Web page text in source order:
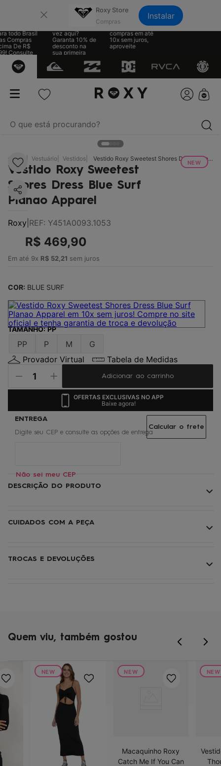
Roxy Store
Instalar
todo Brasil
Compras
De R$
Consulte
vez aqui?
Garanta 10% de
desconto na
sua primeira
Parcele suas
compras em até
10x sem juros,
aproveite
NEW
RX Vestuário Vestidos Vestido Roxy Sweetest Shores Dress Blue Surf Planao Apparel
Vestido Roxy Sweetest
Shores Dress Blue Surf
Planao Apparel
Roxy REF: Y451A0093.1053
R$ 469,90
Em até 9x R$ 52 21 sem juros
COR: BLUE SURF
TAMANHO: PP
PP P M
G
Provador Virtual
Tabela de Medidas
Adicionar ao carrinho
OFERTAS EXCLUSIVAS NO APP
Baixe agora!
Não sei meu CEP
Calcular o frete
DESCRIÇÃO DO PRODUTO
CUIDADOS COM A PEÇA
TROCAS E DEVOLUÇÕES
Quem viu, também gostou
NEW NEW
Macaquinho Roxy
Catch Me If You Can
NEW
termos mais buscados
1º
biquíni
2º
mochila
3 º
moletom
4º
maio
jaqueta
6 º
boardshort
8º
vestido
9º
oculos
10º chinelo